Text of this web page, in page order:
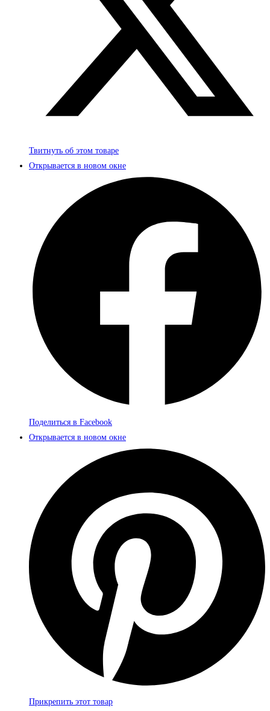
Твитнуть об этом товаре
Открывается в новом окне
Поделиться в Facebook
Открывается в новом окне
Прикрепить этот товар